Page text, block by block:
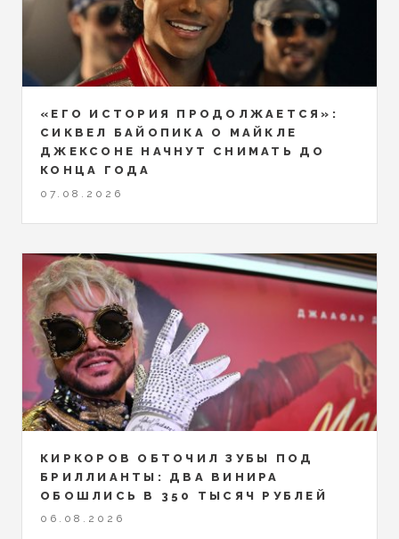
«ЕГО ИСТОРИЯ ПРОДОЛЖАЕТСЯ»:
СИКВЕЛ БАЙОПИКА О МАЙКЛЕ
ДЖЕКСОНЕ НАЧНУТ СНИМАТЬ ДО
КОНЦА ГОДА
07.08.2026
КИРКОРОВ ОБТОЧИЛ ЗУБЫ ПОД
БРИЛЛИАНТЫ: ДВА ВИНИРА
ОБОШЛИСЬ В 350 ТЫСЯЧ РУБЛЕЙ
06.08.2026